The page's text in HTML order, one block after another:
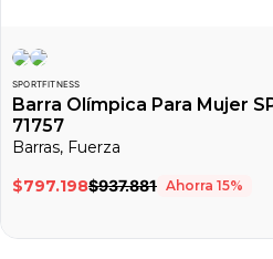
SPORTFITNESS
Barra Olímpica Para Mujer
71757
Barras, Fuerza
$797.198$937.881 Ahorra 15%